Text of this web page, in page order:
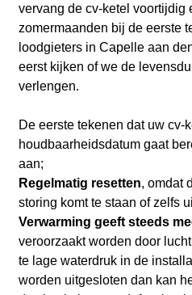
vervang de cv-ketel voortijdig
zomermaanden bij de eerste
loodgieters in Capelle aan
eerst kijken of we de
verlengen.
De eerste tekenen dat uw cv-
houdbaarheidsdatum gaat
aan;
Regelmatig resetten, omdat
storing komt te staan of zelfs
Verwarming geeft steeds
veroorzaakt worden door
te lage waterdruk in de
worden uitgesloten dan kan